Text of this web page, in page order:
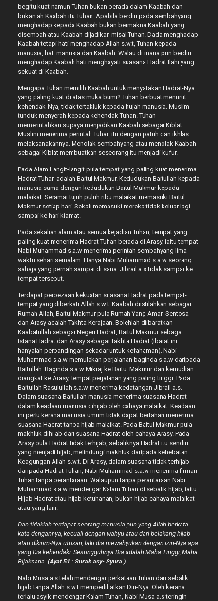
begitu kuat namun Tuhan bukan berada dalam Kaabah dan
bukanlah Kaabah itu Tuhan. Apabila berdiri pada sembahyang
menghadap kepada Kaabah bukan bermakna Kaabah yang
disembah atau Kaabah dijadikan misal Tuhan. Dada menghadap
Kaabah tetapi hati menghadap Allah s.w.t, Tuhan kepada
manusia, hati manusia dan Kaabah. Walau di mana pun berdiri
menghadap Kaabah hati menghayati suasana Hadrat Ilahi yang
sekuat di Kaabah.
Mengapa Tuhan memilih Kaabah untuk menyatakan Hadrat-Nya
yang paling kuat di atas muka bumi? Tuhan berbuat menurut
kehendak-Nya, tidak tertakluk kepada hujah manusia. Muslim
tunduk menyerah kepada kehendak Tuhan. Tuhan
memerintahkan supaya menjadikan Kaabah sebagai Kiblat.
Muslim menerima perintah Tuhan itu dengan patuh dan ikhlas
melaksanakannya. Menolak sembahyang atau menolak Kaabah
sebagai Kiblat membuatkan seseorang itu menjadi kufur.
Pada Alam Langit-langit pula tempat yang paling kuat menerima
Hadrat Tuhan adalah Baitul Makmur. Kedudukan Baitullah kepada
manusia sama dengan kedudukan Baitul Makmur kepada
malaikat. Seramai tujuh puluh ribu malaikat memasuki Baitul
Makmur setiap hari. Sekali memasuki mereka tidak keluar lagi
sampai ke hari kiamat.
Pada sekalian alam atau semua kejadian Tuhan, tempat yang
paling kuat menerima Hadrat Tuhan berada di Arasy, iaitu tempat
Nabi Muhammad s.a.w menerima perintah sembahyang lima
waktu sehari semalam. Hanya Nabi Muhammad s.a.w seorang
sahaja yang pernah sampai di sana. Jibrail a.s tidak sampai ke
tempat tersebut.
Terdapat perbezaan kekuatan suasana Hadrat pada tempat-
tempat yang diberkati Allah s.w.t. Kaabah diistilahkan sebagai
Rumah Allah, Baitul Makmur pula Rumah Yang Aman Sentosa
dan Arasy adalah Takhta Kerajaan. Bolehlah diibaratkan
Kaabatullah sebagai Negeri Hadrat, Baitul Makmur sebagai
Istana Hadrat dan Arasy sebagai Takhta Hadrat (ibarat ini
hanyalah perbandingan sekadar untuk kefahaman). Nabi
Muhammad s.a.w memulakan perjalanan baginda s.a.w daripada
Baitullah. Baginda s.a.w Mikraj ke Baitul Makmur dan kemudian
diangkat ke Arasy, tempat perjalanan yang paling tinggi. Pada
Baitullah Rasulullah s.a.w menerima kedatangan Jibrail a.s.
Dalam suasana Baitullah manusia menerima suasana Hadrat
dalam keadaan manusia dihijab oleh cahaya malaikat. Keadaan
ini perlu kerana manusia umum tidak dapat bertahan menerima
suasana Hadrat tanpa hijab malaikat. Pada Baitul Makmur pula
makhluk dihijab dari suasana Hadrat oleh cahaya Arasy. Pada
Arasy pula Hadrat tidak terhijab, sebaliknya Hadrat itu sendiri
yang menjadi hijab, melindungi makhluk daripada kehebatan
Keagungan Allah s.w.t. Di Arasy, dalam suasana tidak terhijab
daripada Hadrat Tuhan, Nabi Muhammad s.a.w menerima firman
Tuhan tanpa perantaraan. Walaupun tanpa perantaraan Nabi
Muhammad s.a.w mendengar Kalam Tuhan di sebalik hijab, iaitu
Hijab Hadrat atau hijab ketuhanan, bukan hijab cahaya malaikat
atau yang lain.
Dan tidaklah terdapat seorang manusia pun yang Allah berkata-
kata dengannya, kecuali dengan wahyu atau dari belakang hijab
atau dikirim-Nya utusan, lalu dia mewahyukan dengan izin-Nya apa
yang Dia kehendaki. Sesungguhnya Dia adalah Maha Tinggi, Maha
Bijaksana. (Ayat 51 : Surah asy- Syura )
Nabi Musa a.s telah mendengar perkataan Tuhan dari sebalik
hijab tanpa Allah s.w.t memperlihatkan Diri-Nya. Oleh kerana
terlalu asyik mendengar Kalam Tuhan, Nabi Musa a.s teringin